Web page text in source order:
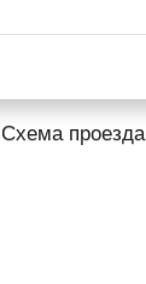
Схема проезда